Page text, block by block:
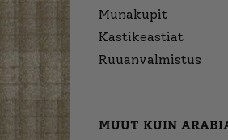
Munakupit
Kastikeastiat
Ruuanvalmistus
MUUT KUIN